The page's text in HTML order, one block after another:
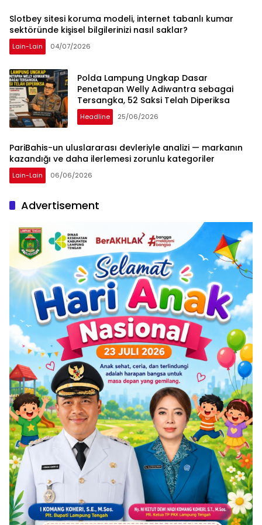
Slotbey sitesi koruma modeli, internet tabanlı kumar
sektöründe kişisel bilgilerinizi nasıl saklar?
Lain-Lain 04/07/2026
Polda Lampung Ungkap Dasar
Penetapan Welly Adiwantra sebagai
Tersangka, 52 Saksi Telah Diperiksa
Headline 25/06/2026
PariBahis-un uluslararası devleriyle analizi — markanın
kazandığı ve daha ilerlemesi zorunlu kategoriler
Lain-Lain 06/06/2026
Advertisement